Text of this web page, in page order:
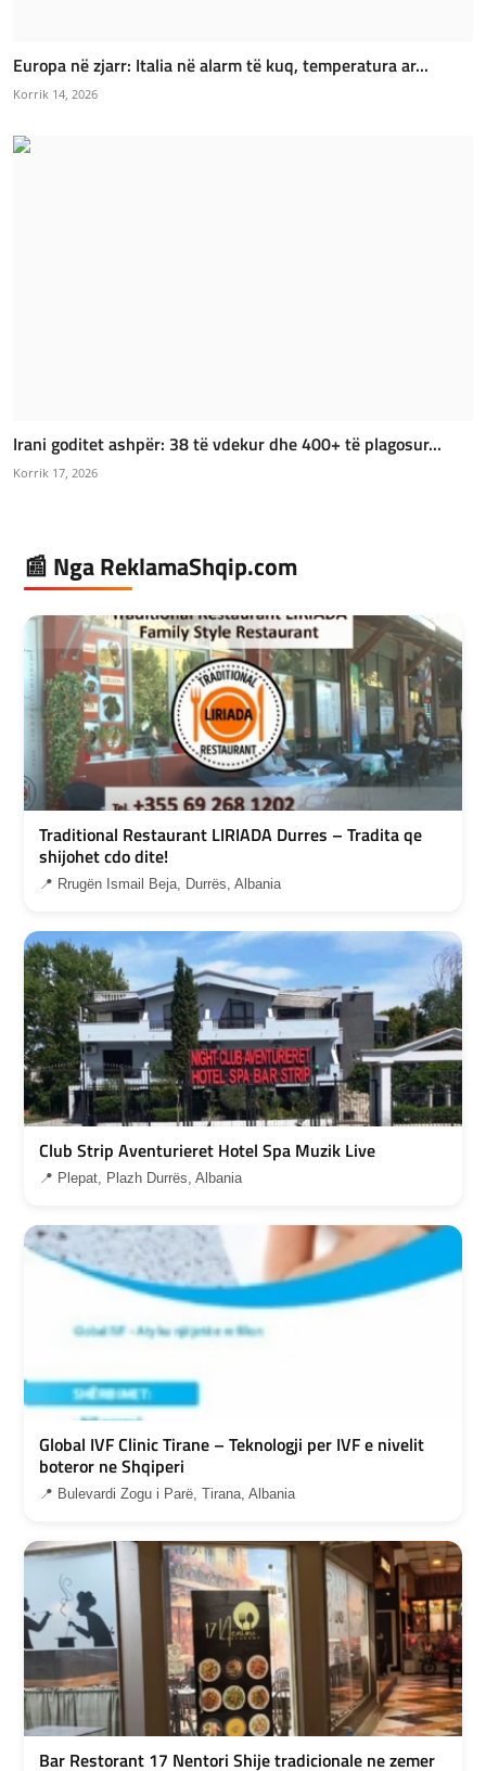
Europa në zjarr: Italia në alarm të kuq, temperatura ar...
Korrik 14, 2026
Irani goditet ashpër: 38 të vdekur dhe 400+ të plagosur...
Korrik 17, 2026
📰 Nga ReklamaShqip.com
Traditional Restaurant LIRIADA Durres – Tradita qe
shijohet cdo dite!
📍 Rrugën Ismail Beja, Durrës, Albania
Club Strip Aventurieret Hotel Spa Muzik Live
📍 Plepat, Plazh Durrës, Albania
Global IVF Clinic Tirane – Teknologji per IVF e nivelit
boteror ne Shqiperi
📍 Bulevardi Zogu i Parë, Tirana, Albania
Bar Restorant 17 Nentori Shije tradicionale ne zemer